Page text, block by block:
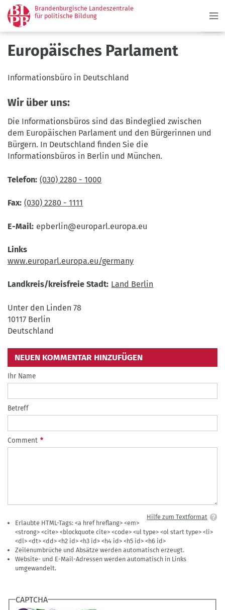
Direkt
zum
Inhalt
Brandenburgische Landeszentrale
für politische Bildung
Europäisches Parlament
Informationsbüro in Deutschland
Wir über uns:
Die Informationsbüros sind das Bindeglied zwischen
dem Europäischen Parlament und den Bürgerinnen und
Bürgern. In Deutschland finden Sie die
Informationsbüros in Berlin und München.
Telefon (030) 2280 - 1000
Fax (030) 2280 - 1111
E-Mail epberlin@europarl.europa.eu
Links
www.europarl.europa.eu/germany
Landkreis/kreisfreie Stadt Land Berlin
Unter den Linden 78
10117 Berlin
Deutschland
NEUEN KOMMENTAR HINZUFÜGEN
Ihr Name
Betreff
Comment
Hilfe zum Textformat
Erlaubte HTML-Tags: <a href hreflang> <em>
<strong> <cite> <blockquote cite> <code> <ul type> <ol start type> <li>
<dl> <dt> <dd> <h2 id> <h3 id> <h4 id> <h5 id> <h6 id>
Zeilenumbrüche und Absätze werden automatisch erzeugt.
Website- und E-Mail-Adressen werden automatisch in Links
umgewandelt.
CAPTCHA